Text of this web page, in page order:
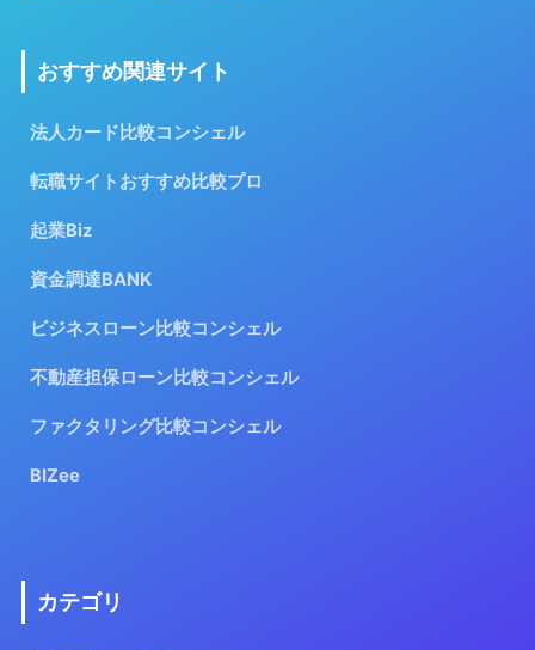
おすすめ関連サイト
法人カード比較コンシェル
転職サイトおすすめ比較プロ
起業Biz
資金調達BANK
ビジネスローン比較コンシェル
不動産担保ローン比較コンシェル
ファクタリング比較コンシェル
BIZee
カテゴリ